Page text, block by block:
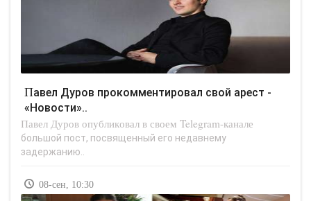
Павел Дуров прокомментировал свой арест -
«Новости»..
Павел Дуров опубликовал в своем Telegram-канале
большой пост, посвященный его недавнему
задержанию..
08-сен, 10:30